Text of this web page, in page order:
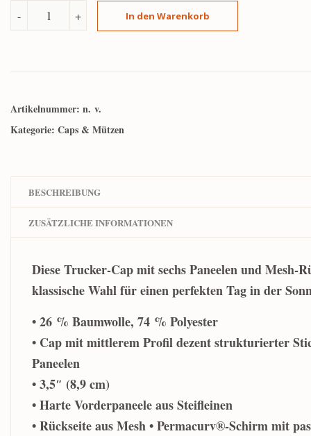
- + In den Warenkorb
Artikelnummer: n. v.
Kategorie: Caps & Mützen
BESCHREIBUNG
ZUSÄTZLICHE INFORMATIONEN
Diese Trucker-Cap mit sechs Paneelen und Mesh-
klassische Wahl für einen perfekten Tag in der
• 26 % Baumwolle, 74 % Polyester
• Cap mit mittlerem Profil dezent strukturierter
Paneelen
• 3,5″ (8,9 cm)
• Harte Vorderpaneele aus Steifleinen
• Rückseite aus Mesh • Permacurv®-Schirm mit